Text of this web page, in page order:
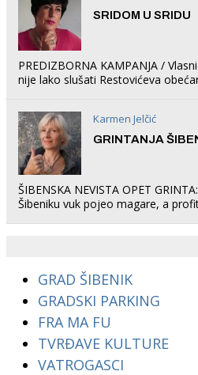
SRIDOM U SRIDU
PREDIZBORNA KAMPANJA /
nije lako slušati Restovićeva
Karmen Jelčić
GRINTANJA
ŠIBENSKA NEVISTA OPET
Šibeniku vuk pojeo magare, a
GRAD ŠIBENIK
GRADSKI PARKING
FRA MA FU
TVRĐAVE KULTURE
VATROGASCI